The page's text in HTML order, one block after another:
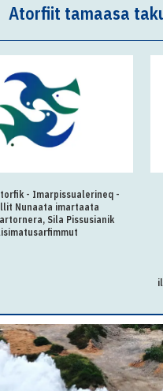
Atorfiit tamaasa
- Imarpissualerineq -
Nunaata imartaata
Sila Pissusianik